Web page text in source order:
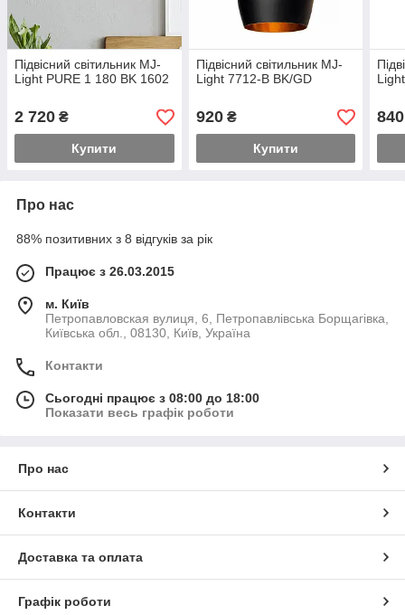
Підвісний світильник MJ-
Light PURE 1 180 BK 1602
2 720 ₴
Купити
Підвісний світильник MJ-
Light 7712-B BK/GD
920₴
Купити
840
Про нас
88% позитивних з 8 відгуків за рік
Працює з 26.03.2015
м. Київ
Петропавловская вулиця, 6, Петропавлівська Борщагівка,
Київська обл., 08130, Київ, Україна
Контакти
Сьогодні працює з 08:00 до 18:00
Показати весь графік роботи
Про нас
Контакти
Доставка та оплата
Графік роботи